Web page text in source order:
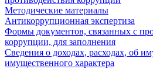
Методические материалы
Антикоррупционная экспертиза
Формы документов, связанных с
коррупции, для заполнения
Сведения о доходах, расходах, об
имущественного характера